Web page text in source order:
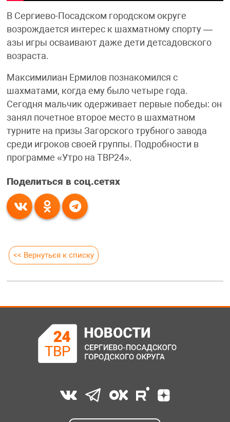
В Сергиево-Посадском городском округе
возрождается интерес к шахматному спорту —
азы игры осваивают даже дети детсадовского
возраста.
Максимилиан Ермилов познакомился с
шахматами, когда ему было четыре года.
Сегодня мальчик одерживает первые победы: он
занял почетное второе место в шахматном
турните на призы Загорского трубного завода
среди игроков своей группы. Подробности в
программе «Утро на ТВР24».
Поделиться в соц.сетях
<< Вернуться к списку